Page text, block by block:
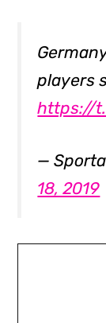
players
https://
—
18, 2019